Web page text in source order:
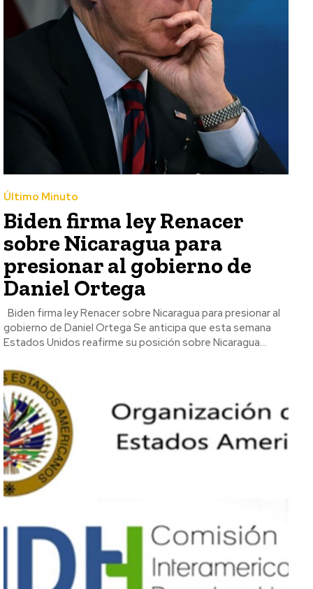
Último Minuto
Biden firma ley Renacer
sobre Nicaragua para
presionar al gobierno de
Daniel Ortega
Biden firma ley Renacer sobre Nicaragua para presionar al
gobierno de Daniel Ortega Se anticipa que esta semana
Estados Unidos reafirme su posición sobre Nicaragua...